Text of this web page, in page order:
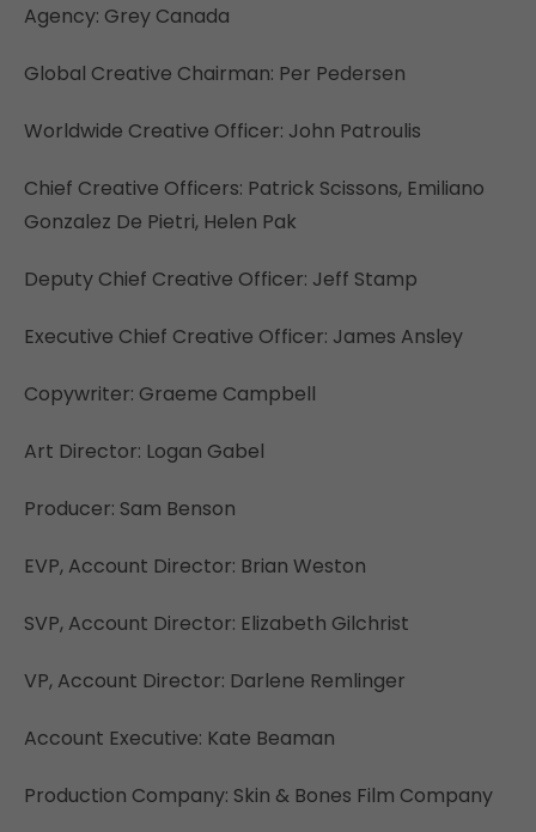
Agency: Grey Canada
Global Creative Chairman: Per Pedersen
Worldwide Creative Officer: John Patroulis
Chief Creative Officers: Patrick Scissons, Emiliano
Gonzalez De Pietri, Helen Pak
Deputy Chief Creative Officer: Jeff Stamp
Executive Chief Creative Officer: James Ansley
Copywriter: Graeme Campbell
Art Director: Logan Gabel
Producer: Sam Benson
EVP, Account Director: Brian Weston
SVP, Account Director: Elizabeth Gilchrist
VP, Account Director: Darlene Remlinger
Account Executive: Kate Beaman
Production Company: Skin & Bones Film Company